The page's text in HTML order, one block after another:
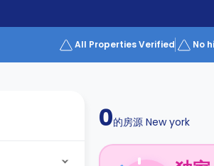
All Properties Verified No
0的房源 New york